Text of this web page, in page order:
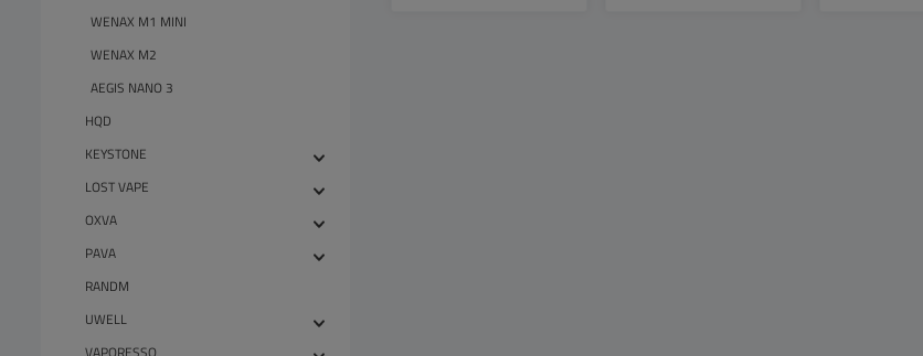
WENAX M1 MINI
WENAX M2
AEGIS NANO 3
HQD
KEYSTONE
LOST VAPE
OXVA
PAVA
RANDM
UWELL